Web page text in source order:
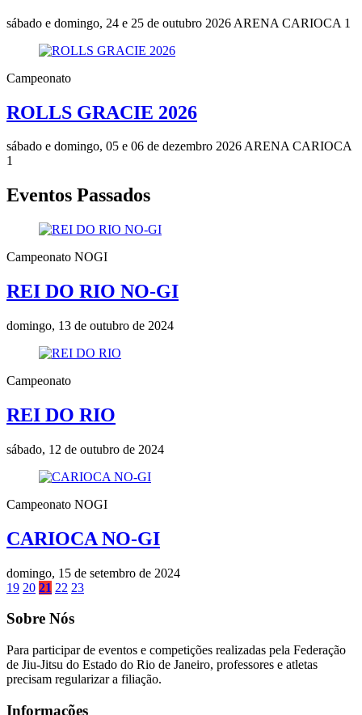
sábado e domingo, 24 e 25 de outubro 2026 ARENA CARIOCA 1
Campeonato
ROLLS GRACIE 2026
sábado e domingo, 05 e 06 de dezembro 2026ARENA CARIOCA
1
Eventos Passados
Campeonato NOGI
REI DO RIO NO-GI
domingo, 13 de outubro de 2024
Campeonato
REI DO RIO
sábado, 12 de outubro de 2024
Campeonato NOGI
CARIOCA NO-GI
domingo, 15 de setembro de 2024
19 20 21 22 23
Sobre Nós
Para participar de eventos e competições realizadas pela Federação
de Jiu-Jitsu do Estado do Rio de Janeiro, professores e atletas
precisam regularizar a filiação.
Informações